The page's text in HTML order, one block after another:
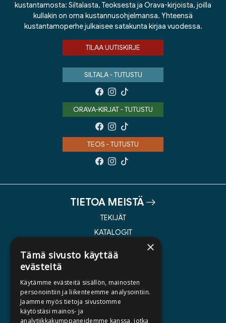
kustantamosta: Siltalasta, Teoksesta ja Orava-kirjoista, joilla
kullakin on oma kustannusohjelmansa. Yhteensä
kustantamoperhe julkaisee satakunta kirjaa vuodessa.
TILAA UUTISKIRJE
SILTALA - TUTUSTU
ORAVA-KIRJAT - TUTUSTU
TEOS - TUTUSTU
TIETOA MEISTÄ
TEKIJÄT
KATALOGIT
KIRJA TILAUSTYÖNÄ
MEDIALLE
LASKUTUSOSOITTEET
×
Tämä sivusto käyttää
evästeitä
Käytämme evästeitä sisällön, mainosten
personointiin ja liikenteemme analysointiin.
Jaamme myös tietoja sivustomme
käytöstäsi mainos- ja
analytiikkakumppaneidemme kanssa, jotka